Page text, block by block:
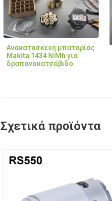
Ανακατασκευή μπαταρίας
Makita 1434 NiMh για
δραπανοκατσάβιδο
Σχετικά προϊόντα